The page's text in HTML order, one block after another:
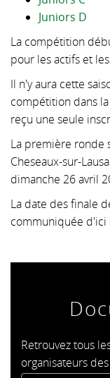
Juniors D
La compétition
pour les actifs et
Il n'y aura cette
compétition dans
reçu une seule
La première ronde
Cheseaux-sur-
dimanche 26 avril
La date des finale
communiquée d'ici
Retrouvez tous
organisateurs